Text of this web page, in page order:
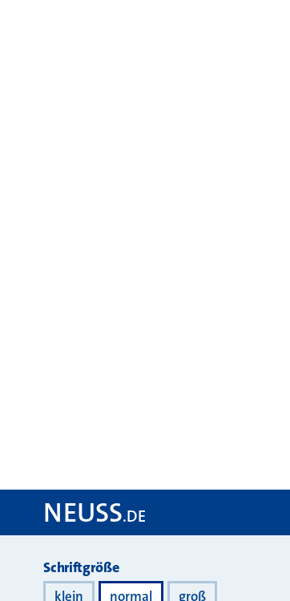
NEUSS.DE
Darstellung
Schriftgröße
klein normal groß